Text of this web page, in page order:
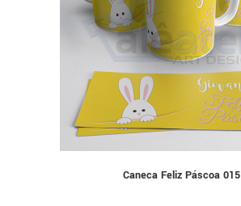
Caneca Feliz Páscoa 015